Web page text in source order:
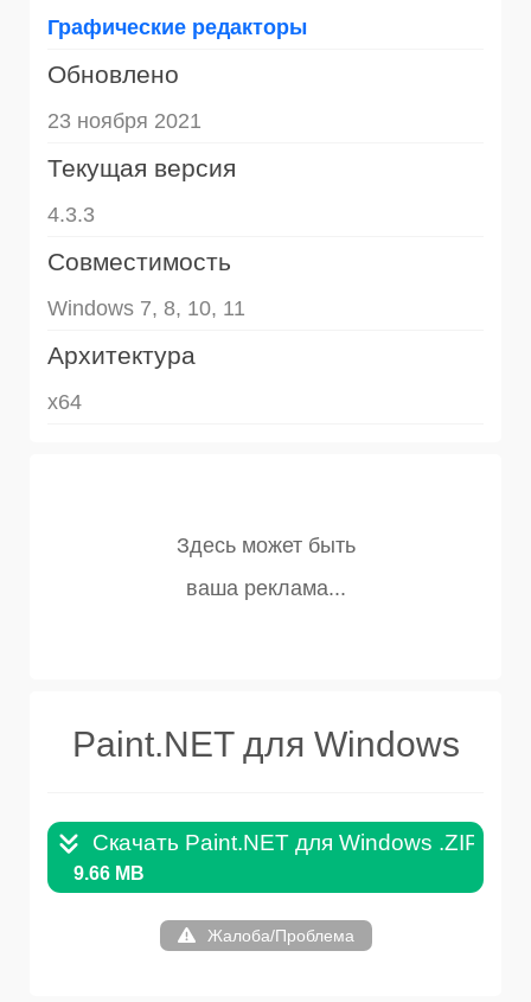
Графические редакторы
Обновлено
23 ноября 2021
Текущая версия
4.3.3
Совместимость
Windows 7, 8, 10, 11
Архитектура
x64
Paint.NET для Windows
Скачать Paint.NET для Windows .ZIP
9.66 MB
Жалоба/Проблема